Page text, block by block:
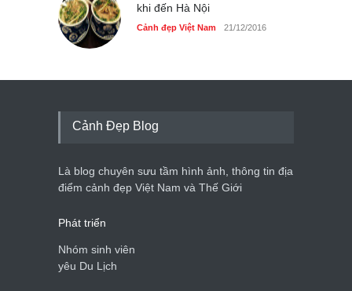
khi đến Hà Nội
Cảnh đẹp Việt Nam 21/12/2016
Cảnh Đẹp Blog
Là blog chuyên sưu tầm hình ảnh, thông tin địa
điểm cảnh đẹp Việt Nam và Thế Giới
Phát triển
Nhóm sinh viên
yêu Du Lịch